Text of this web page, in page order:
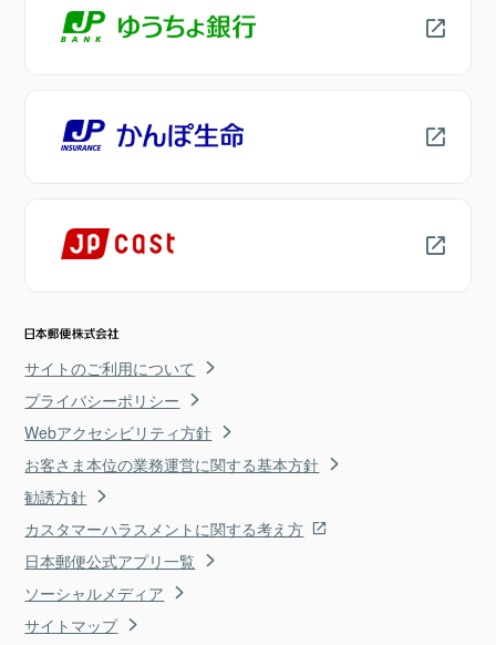
サイトのご利用について
プライバシーポリシー
Webアクセシビリティ方針
お客さま本位の業務運営に関する基本方針
勧誘方針
カスタマーハラスメントに関する考え方
日本郵便公式アプリ一覧
ソーシャルメディア
サイトマップ